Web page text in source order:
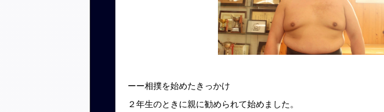
ーー相撲を始めたきっかけ
２年生のときに親に勧められて始めました。